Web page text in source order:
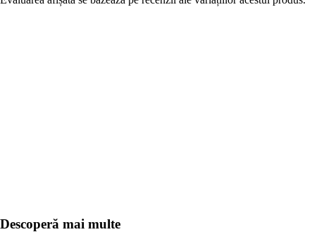
Descoperă mai multe